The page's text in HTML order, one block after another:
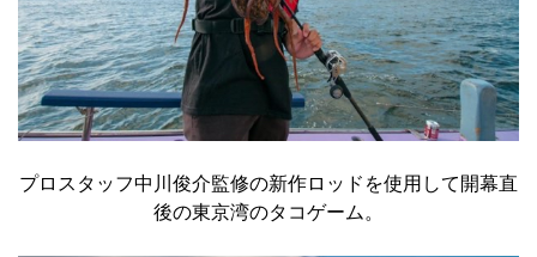
プロスタッフ中川俊介監修の新作ロッドを使用して開幕直
後の東京湾のタコゲーム。